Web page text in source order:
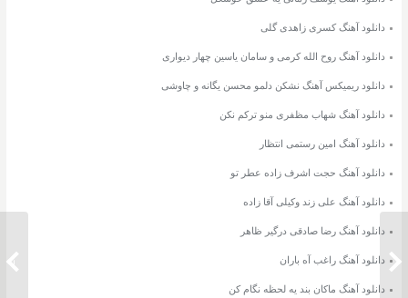
دانلود آهنگ آریا اکبری از آینده میام
دانلود آهنگ کسری زاهدی گلی
دانلود آهنگ روح الله کرمی و سامان یاسین چهار دیواری
دانلود ریمیکس آهنگ نشکن دلمو محسن یگانه و چاوشی
دانلود آهنگ شهاب مظفری منو ترکم نکن
دانلود آهنگ امین رستمی انتظار
دانلود آهنگ حجت اشرف زاده عطر تو
دانلود آهنگ علی زند وکیلی آقا زاده
دانلود آهنگ رضا صادقی درگیر ظاهر
دانلود آهنگ راغب آه باران
دانلود آهنگ ماکان بند یه لحظه نگام کن